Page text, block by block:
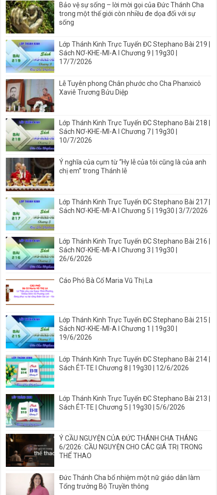
Bảo vệ sự sống – lời mời gọi của Đức Thánh Cha
trong một thế giới còn nhiều đe dọa đối với sự
sống
Lớp Thánh Kinh Trực Tuyến ĐC Stephano Bài 219 |
Sách NƠ-KHE-MI-A I Chương 9 | 19g30 |
17/7/2026
Lễ Tuyên phong Chân phước cho Cha Phanxicô
Xaviê Trương Bửu Diệp
Lớp Thánh Kinh Trực Tuyến ĐC Stephano Bài 218 |
Sách NƠ-KHE-MI-A I Chương 7 | 19g30 |
10/7/2026
Ý nghĩa của cụm từ “Hy lễ của tôi cũng là của anh
chị em” trong Thánh lễ
Lớp Thánh Kinh Trực Tuyến ĐC Stephano Bài 217 |
Sách NƠ-KHE-MI-A I Chương 5 | 19g30 | 3/7/2026
Lớp Thánh Kinh Trực Tuyến ĐC Stephano Bài 216 |
Sách NƠ-KHE-MI-A I Chương 3 | 19g30 |
26/6/2026
Cáo Phó Bà Cố Maria Vũ Thị La
Lớp Thánh Kinh Trực Tuyến ĐC Stephano Bài 215 |
Sách NƠ-KHE-MI-A I Chương 1 | 19g30 |
19/6/2026
Lớp Thánh Kinh Trực Tuyến ĐC Stephano Bài 214 |
Sách ÉT-TE I Chương 8 | 19g30 | 12/6/2026
Lớp Thánh Kinh Trực Tuyến ĐC Stephano Bài 213 |
Sách ÉT-TE | Chương 5 | 19g30 | 5/6/2026
Ý CẦU NGUYỆN CỦA ĐỨC THÁNH CHA THÁNG
6/2026: CẦU NGUYỆN CHO CÁC GIÁ TRỊ TRONG
THỂ THAO
Đức Thánh Cha bổ nhiệm một nữ giáo dân làm
Tổng trưởng Bộ Truyền thông